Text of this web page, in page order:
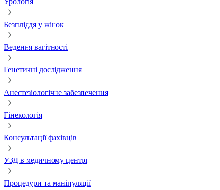
Урологія
Безпліддя у жінок
Ведення вагітності
Генетичні дослідження
Анестезіологічне забезпечення
Гінекологія
Консультації фахівців
УЗД в медичному центрі
Процедури та маніпуляції